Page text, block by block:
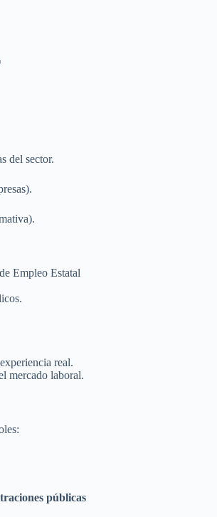
del sector.
Empleo Estatal
real.
mercado laboral.
públicas